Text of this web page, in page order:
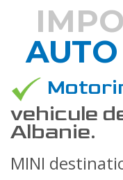
vehicule
Albanie.
MINI